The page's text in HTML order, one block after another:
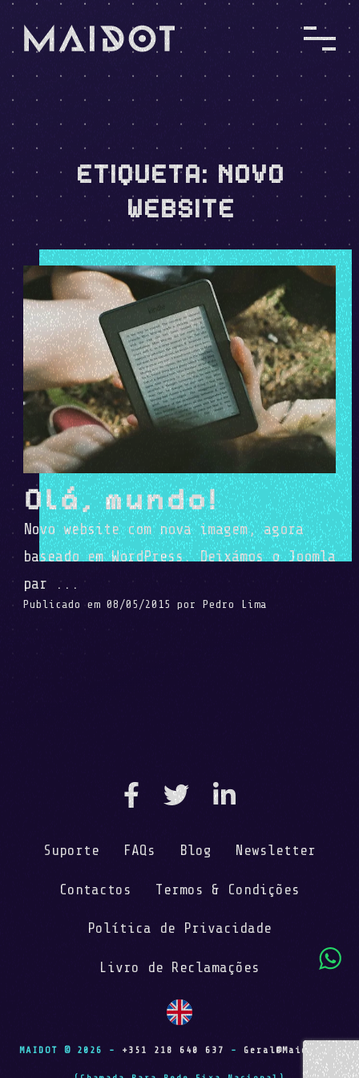
ETIQUETA: NOVO
WEBSITE
Olá, mundo!
Novo website com nova imagem, agora
baseado em WordPress. Deixámos o Joomla
par ...
Publicado em 08/05/2015 por Pedro Lima
Suporte FAQs Blog Newsletter
Contactos Termos & Condições
Política de Privacidade
Livro de Reclamações
MAIDOT © 2026 - +351 218 640 637 - Geral@maidot.pt